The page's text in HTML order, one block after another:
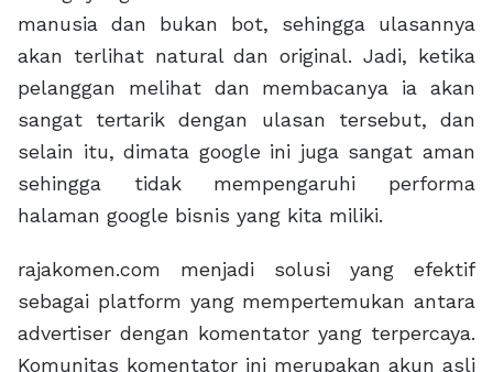
manusia dan bukan bot, sehingga ulasannya
akan terlihat natural dan original. Jadi, ketika
pelanggan melihat dan membacanya ia akan
sangat tertarik dengan ulasan tersebut, dan
selain itu, dimata google ini juga sangat aman
sehingga tidak mempengaruhi performa
halaman google bisnis yang kita miliki.
rajakomen.com menjadi solusi yang efektif
sebagai platform yang mempertemukan antara
advertiser dengan komentator yang terpercaya.
Komunitas komentator ini merupakan akun asli